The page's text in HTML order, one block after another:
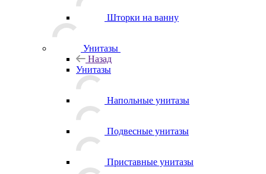
Шторки на ванну
Унитазы
Назад
Унитазы
Напольные унитазы
Подвесные унитазы
Приставные унитазы